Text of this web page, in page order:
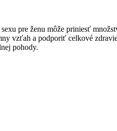
pre ženu môže priniesť
vzťah a podporiť celkové
pohody.